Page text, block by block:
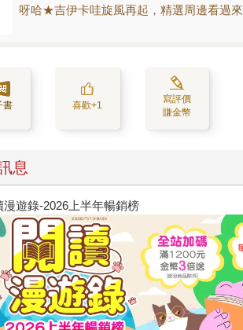
呀哈★吉伊卡哇旋風再起，精選周邊看過來
書 喜歡+1
寫評價
賺金幣
息
漫遊錄-2026上半年暢銷榜